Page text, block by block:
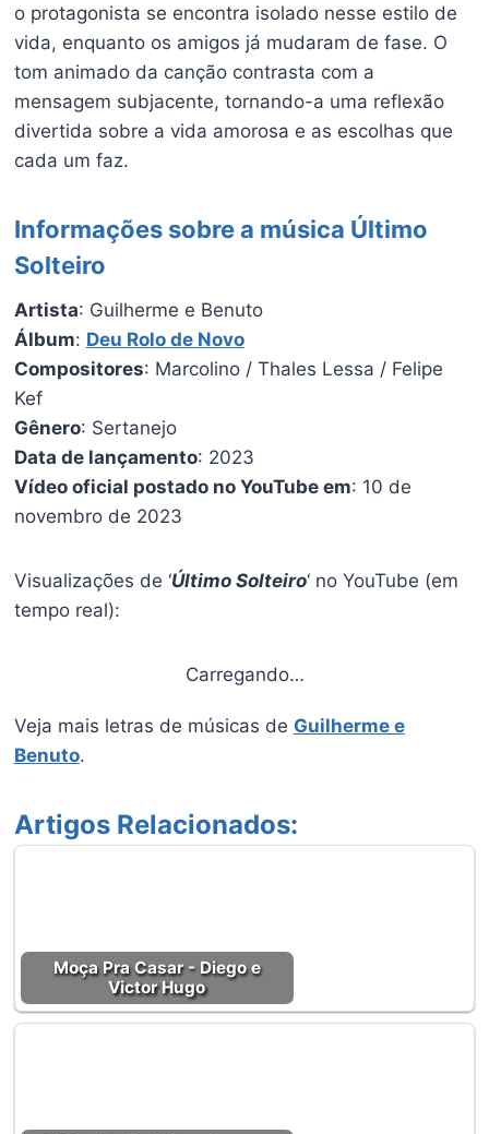
o protagonista se encontra isolado nesse estilo de
vida, enquanto os amigos já mudaram de fase. O
tom animado da canção contrasta com a
mensagem subjacente, tornando-a uma reflexão
divertida sobre a vida amorosa e as escolhas que
cada um faz.
Informações sobre a música Último
Solteiro
Artista: Guilherme e Benuto
Álbum: Deu Rolo de Novo
Compositores: Marcolino / Thales Lessa / Felipe
Kef
Gênero: Sertanejo
Data de lançamento: 2023
Vídeo oficial postado no YouTube em: 10 de
novembro de 2023
Visualizações de ‘Último Solteiro‘ no YouTube (em
tempo real):
Carregando…
Veja mais letras de músicas de Guilherme e
Benuto.
Artigos Relacionados:
Moça Pra Casar - Diego e
Victor Hugo